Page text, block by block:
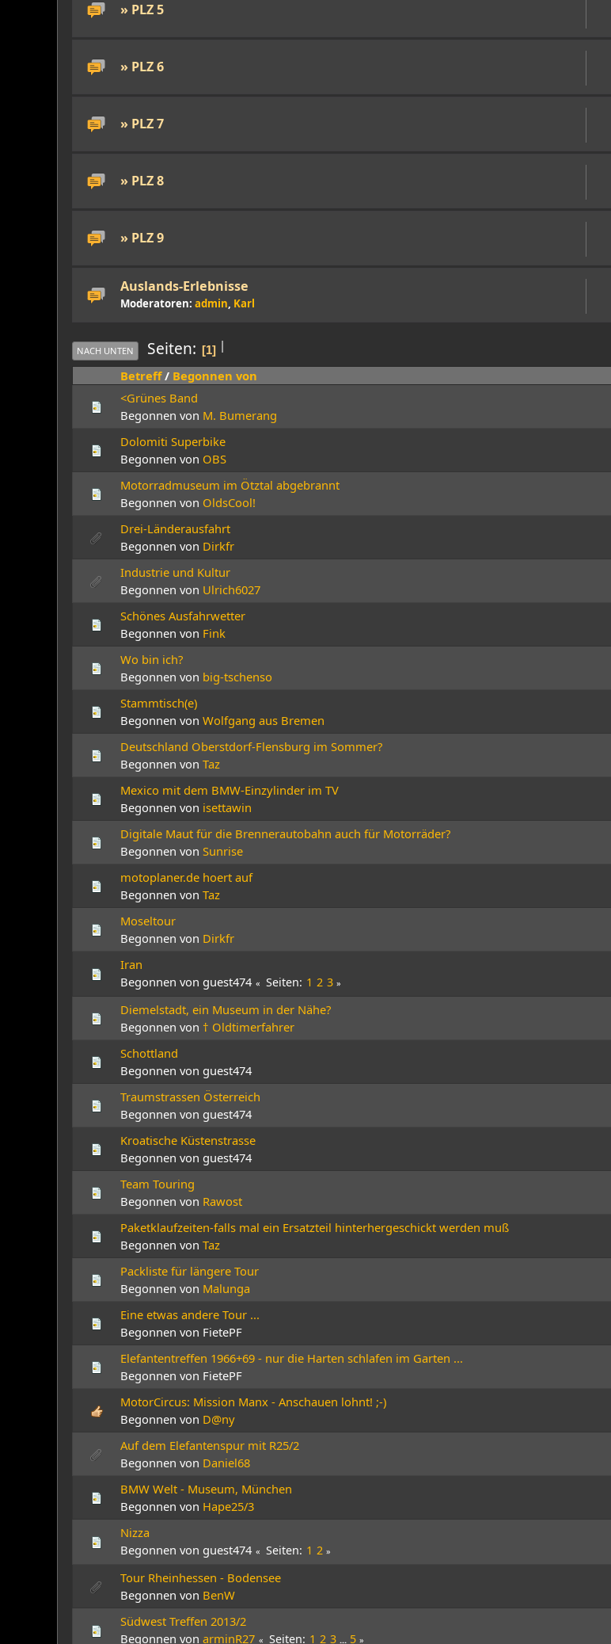
» PLZ 5
» PLZ 6
» PLZ 7
» PLZ 8
» PLZ 9
Auslands-Erlebnisse
Moderatoren: admin, Karl
|
NACH UNTEN Seiten 1
Betreff/ Begonnen von
<Grünes Band
Begonnen von M. Bumerang
Dolomiti Superbike
Begonnen von OBS
Motorradmuseum im Ötztal abgebrannt
Begonnen von OldsCool!
Drei-Länderausfahrt
Begonnen von Dirkfr
Industrie und Kultur
Begonnen von Ulrich6027
Schönes Ausfahrwetter
Begonnen von Fink
Wo bin ich?
Begonnen von big-tschenso
Stammtisch(e)
Begonnen von Wolfgang aus Bremen
Deutschland Oberstdorf-Flensburg im Sommer?
Begonnen von Taz
Mexico mit dem BMW-Einzylinder im TV
Begonnen von isettawin
Digitale Maut für die Brennerautobahn​ auch für Motorräder?
Begonnen von Sunrise
motoplaner.de hoert auf
Begonnen von Taz
Moseltour
Begonnen von Dirkfr
Iran
Begonnen von guest474
Seiten 1 2 3
Diemelstadt, ein Museum in der Nähe?
Begonnen von † Oldtimerfahrer
Schottland
Begonnen von guest474
Traumstrassen Österreich
Begonnen von guest474
Kroatische Küstenstrasse
Begonnen von guest474
Team Touring
Begonnen von Rawost
Paketklaufzeiten-falls mal ein Ersatzteil hinterhergeschickt werden muß
Begonnen von Taz
Packliste für längere Tour
Begonnen von Malunga
Eine etwas andere Tour ...
Begonnen von FietePF
Elefantentreffen 1966+69 - nur die Harten schlafen im Garten ...
Begonnen von FietePF
MotorCircus: Mission Manx - Anschauen lohnt! ;-)
Begonnen von D@ny
Auf dem Elefantenspur mit R25/2
Begonnen von Daniel68
BMW Welt - Museum, München
Begonnen von Hape25/3
Nizza
Begonnen von guest474
Seiten 1 2
Tour Rheinhessen - Bodensee
Begonnen von BenW
Südwest Treffen 2013/2
Begonnen von arminR27 Seiten 1 2 3 ... 5